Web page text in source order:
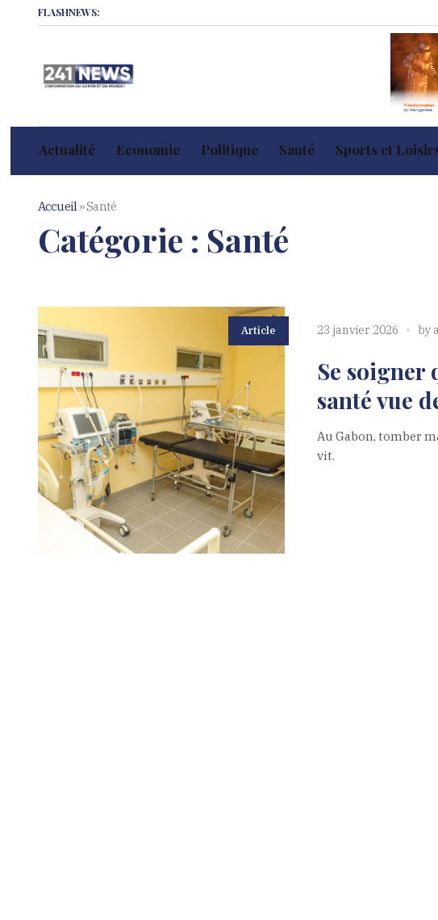
FLASHNEWS:
Actualité Economie Politique Santé Sports et
Accueil»Santé
Catégorie : Santé
Article 23 janvier 2026 by
Se soigner
santé vue
Au Gabon, tomber
vit.